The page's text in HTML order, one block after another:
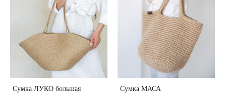
Сумка ЛУКО большая
Сумка МАСА